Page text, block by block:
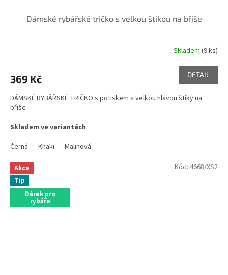
Dámské rybářské tričko s velkou štikou na břiše
je
z
5
Skladem(9 ks)
369 Kč DETAIL
DÁMSKÉ RYBÁŘSKÉ TRIČKO s potiskem s velkou hlavou štiky na
břiše
Skladem ve variantách
Černá
Khaki Malinová
Akce
Tip
Dárek pro
rybáře
Kód: 4668/XS2